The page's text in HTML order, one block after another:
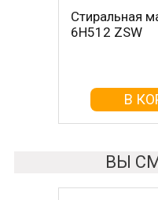
Стиральная
6H512 ZSW
В
Стиральная
F4J6VN0W
В
ВЫ